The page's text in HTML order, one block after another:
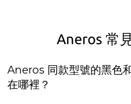
Aneros 常
Aneros 同款型號的黑色
在哪裡？